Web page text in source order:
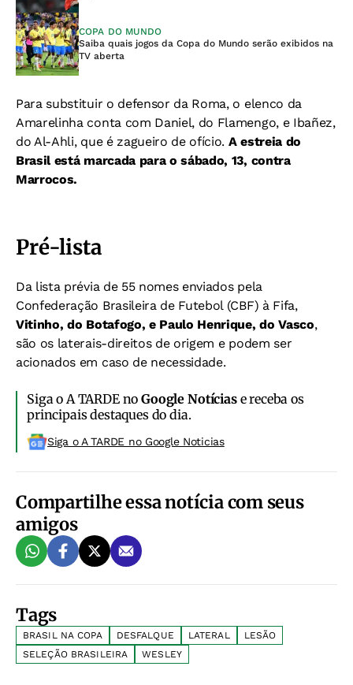
COPA DO MUNDO
Saiba quais jogos da Copa do Mundo serão exibidos na
TV aberta
Para substituir o defensor da Roma, o elenco da
Amarelinha conta com Daniel, do Flamengo, e Ibañez,
do Al-Ahli, que é zagueiro de ofício. A estreia do
Brasil está marcada para o sábado, 13, contra
Marrocos.
Pré-lista
Da lista prévia de 55 nomes enviados pela
Confederação Brasileira de Futebol (CBF) à Fifa,
Vitinho, do Botafogo, e Paulo Henrique, do Vasco,
são os laterais-direitos de origem e podem ser
acionados em caso de necessidade.
Siga o A TARDE noGoogle Notíciase receba os
principais destaques do dia.
Siga o A TARDE no Google Noticias
Compartilhe essa notícia com seus
amigos
Tags
BRASIL NA COPA DESFALQUE LATERAL
LESÃO
SELEÇÃO BRASILEIRA
WESLEY